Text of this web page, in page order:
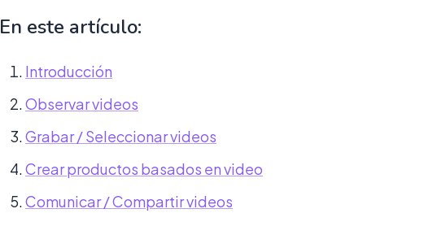
En este artículo:
Introducción
Observar videos
Grabar / Seleccionar videos
Crear productos basados en video
Comunicar / Compartir videos